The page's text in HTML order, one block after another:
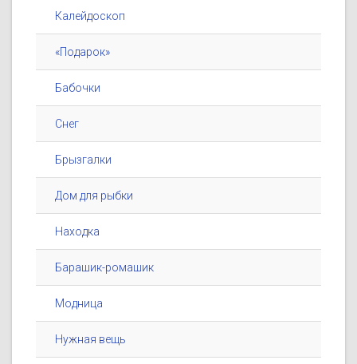
Калейдоскоп
«Подарок»
Бабочки
Снег
Брызгалки
Дом для рыбки
Находка
Барашик-ромашик
Модница
Нужная вещь